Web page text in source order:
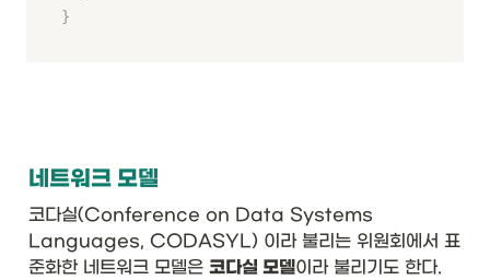
}
네트워크 모델
코다실(Conference on Data Systems
Languages, CODASYL) 이라 불리는 위원회에서 표
준화한 네트워크 모델은 코다실 모델이라 불리기도 한다.